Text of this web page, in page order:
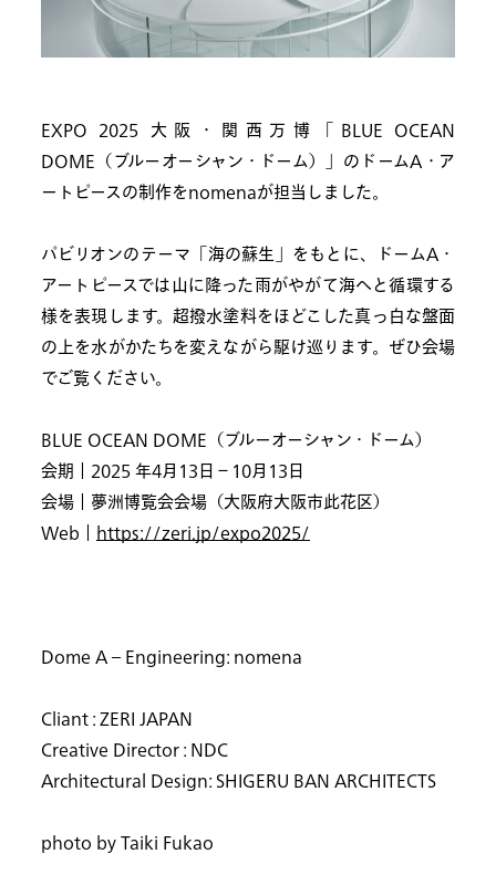
EXPO 2025 大阪・関西万博「BLUE OCEAN
DOME（ブルーオーシャン・ドーム）」のドームA・ア
ートピースの制作をnomenaが担当しました。
パビリオンのテーマ「海の蘇生」をもとに、ドームA・
アートピースでは山に降った雨がやがて海へと循環する
様を表現します。超撥水塗料をほどこした真っ白な盤面
の上を水がかたちを変えながら駆け巡ります。ぜひ会場
でご覧ください。
BLUE OCEAN DOME（ブルーオーシャン・ドーム）
会期｜2025 年4月13日−10月13日
会場｜夢洲博覧会会場（大阪府大阪市此花区）
Web｜
https://zeri.jp/expo2025/
Dome A – Engineering: nomena
Cliant : ZERI JAPAN
Creative Director : NDC
Architectural Design: SHIGERU BAN ARCHITECTS
photo by Taiki Fukao